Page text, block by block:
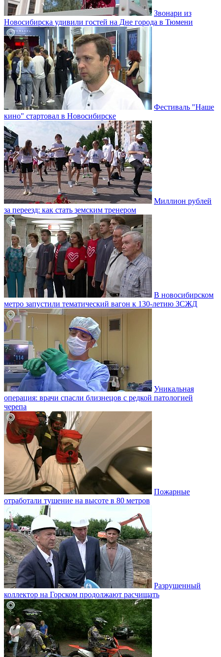
Звонари из
Новосибирска удивили гостей на Дне города в Тюмени
Фестиваль "Наше
кино" стартовал в Новосибирске
Миллион рублей
за переезд: как стать земским тренером
В новосибирском
метро запустили тематический вагон к 130-летию ЗСЖД
Уникальная
операция: врачи спасли близнецов с редкой патологией
черепа
Пожарные
отработали тушение на высоте в 80 метров
Разрушенный
коллектор на Горском продолжают расчищать